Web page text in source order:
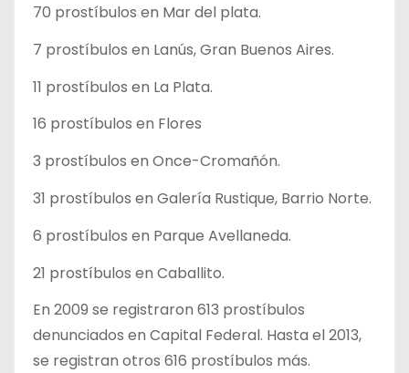
70 prostíbulos en Mar del plata.
7 prostíbulos en Lanús, Gran Buenos Aires.
11 prostíbulos en La Plata.
16 prostíbulos en Flores
3 prostíbulos en Once-Cromañón.
31 prostíbulos en Galería Rustique, Barrio Norte.
6 prostíbulos en Parque Avellaneda.
21 prostíbulos en Caballito.
En 2009 se registraron 613 prostíbulos
denunciados en Capital Federal. Hasta el 2013,
se registran otros 616 prostíbulos más.